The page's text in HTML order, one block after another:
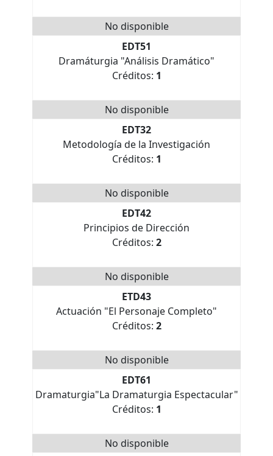
No disponible
EDT51
Dramáturgia "Análisis Dramático"
Créditos: 1
No disponible
EDT32
Metodología de la Investigación
Créditos: 1
No disponible
EDT42
Principios de Dirección
Créditos: 2
No disponible
ETD43
Actuación "El Personaje Completo"
Créditos: 2
No disponible
EDT61
Dramaturgia"La Dramaturgia Espectacular"
Créditos: 1
No disponible